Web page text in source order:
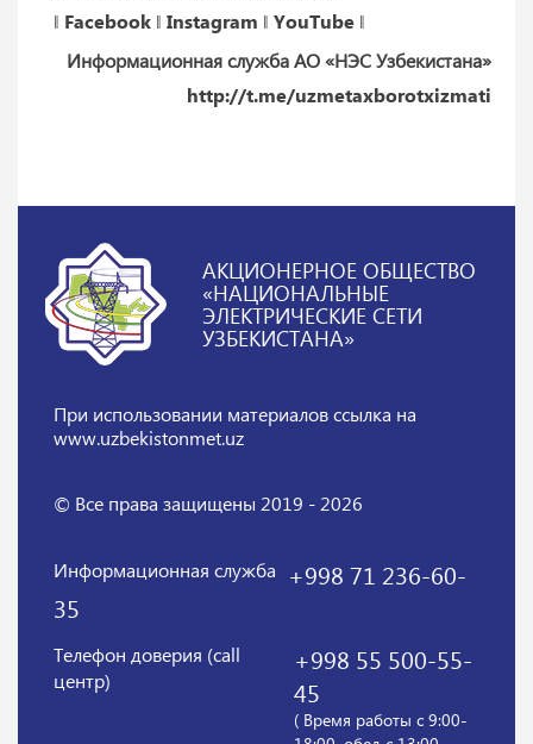
‖ Facebook ‖ Instagram ‖ YouTube ‖
Информационная служба АО «НЭС Узбекистана»
http://t.me/uzmetaxborotxizmati
АКЦИОНЕРНОЕ ОБЩЕСТВО
«НАЦИОНАЛЬНЫЕ
ЭЛЕКТРИЧЕСКИЕ СЕТИ
УЗБЕКИСТАНА»
При использовании материаловссылка на
www.uzbekistonmet.uz
© Все права защищены 2019 - 2026
Информационная служба
+998 71 236-60-
35
Телефон доверия (call
центр)
+998 55 500-55-
45
( Время работы с 9:00-